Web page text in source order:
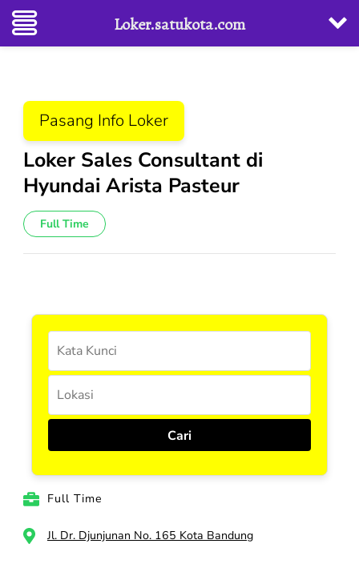
konten
(Tekan
Enter)
Pasang Info Loker
Loker Sales Consultant di
Hyundai Arista Pasteur
Full Time
Full Time
Jl. Dr. Djunjunan No. 165 Kota Bandung
Loker.satukota.com